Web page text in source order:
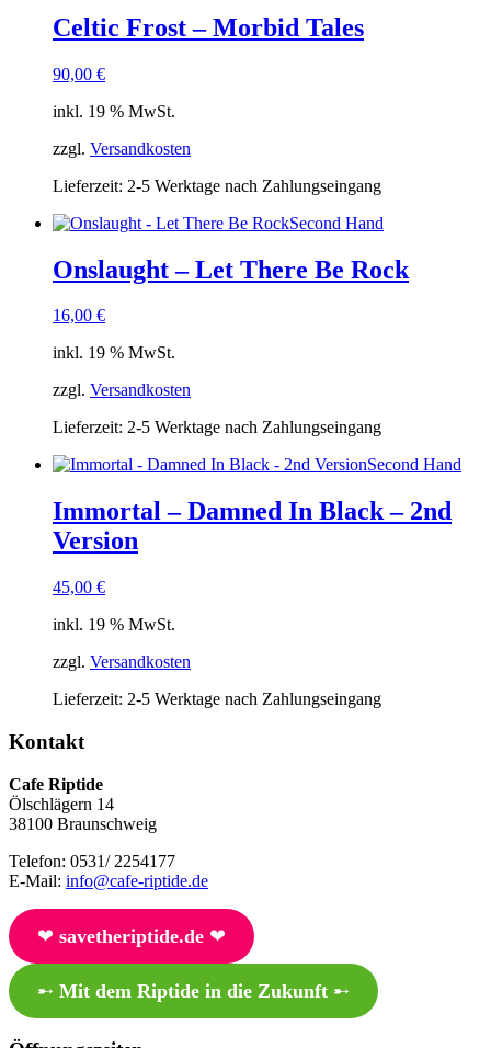
Celtic Frost – Morbid Tales
90,00 €
inkl. 19 % MwSt.
zzgl. Versandkosten
Lieferzeit: 2-5 Werktage nach Zahlungseingang
Second Hand
Onslaught – Let There Be Rock
16,00 €
inkl. 19 % MwSt.
zzgl. Versandkosten
Lieferzeit: 2-5 Werktage nach Zahlungseingang
Second Hand
Immortal – Damned In Black – 2nd
Version
45,00 €
inkl. 19 % MwSt.
zzgl. Versandkosten
Lieferzeit: 2-5 Werktage nach Zahlungseingang
Kontakt
Cafe Riptide
Ölschlägern 14
38100 Braunschweig
Telefon: 0531/ 2254177
E-Mail: info@cafe-riptide.de
❤︎ savetheriptide.de❤︎
➸ Mit dem Riptide in die Zukunft➸